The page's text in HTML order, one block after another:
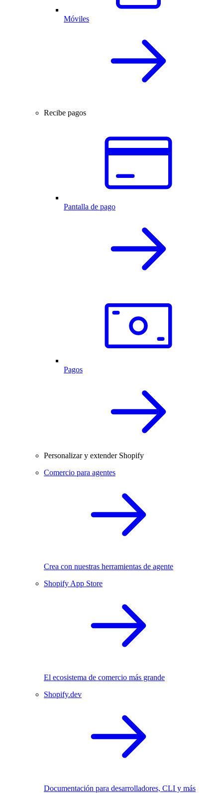
Móviles
Recibe pagos
Pantalla de pago
Pagos
Personalizar y extender Shopify
Comercio para agentes
Crea con nuestras herramientas de agente
Shopify App Store
El ecosistema de comercio más grande
Shopify.dev
Documentación para desarrolladores, CLI y más